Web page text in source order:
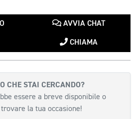
AVVIA CHAT
CHIAMA
CHE STAI CERCANDO?
essere a breve disponibile o
la tua occasione!